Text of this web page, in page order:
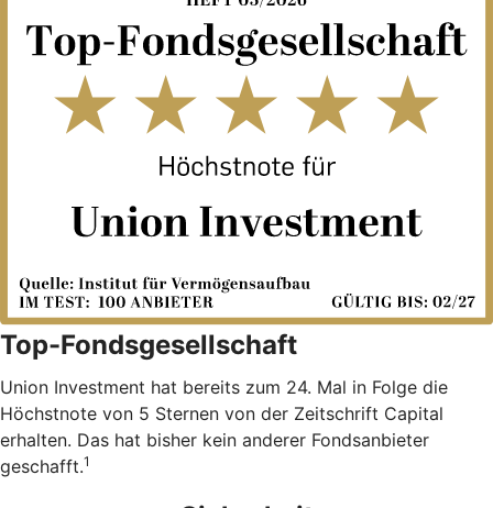
Top-Fondsgesellschaft
Union Investment hat bereits zum 24. Mal in Folge die
Höchstnote von 5 Sternen von der Zeitschrift Capital
erhalten. Das hat bisher kein anderer Fondsanbieter
geschafft.1